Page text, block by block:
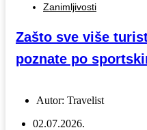
Zanimljivosti
Zašto sve više
poznate po
Autor: Travelist
02.07.2026.